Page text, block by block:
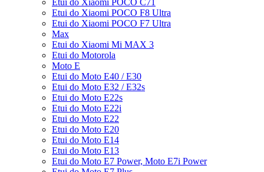
Etui do Xiaomi POCO C71
Etui do Xiaomi POCO F8 Ultra
Etui do Xiaomi POCO F7 Ultra
Max
Etui do Xiaomi Mi MAX 3
Etui do Motorola
Moto E
Etui do Moto E40 / E30
Etui do Moto E32 / E32s
Etui do Moto E22s
Etui do Moto E22i
Etui do Moto E22
Etui do Moto E20
Etui do Moto E14
Etui do Moto E13
Etui do Moto E7 Power, Moto E7i Power